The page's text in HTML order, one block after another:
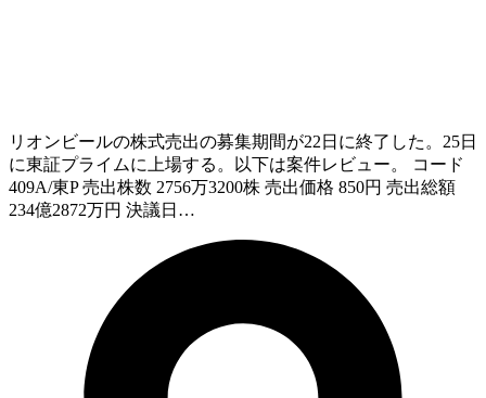
リオンビールの株式売出の募集期間が22日に終了した。25日
に東証プライムに上場する。以下は案件レビュー。 コード
409A/東P 売出株数 2756万3200株 売出価格 850円 売出総額
234億2872万円 決議日…